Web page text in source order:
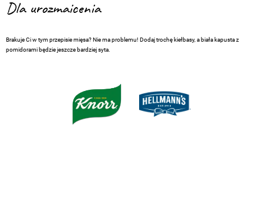
Dla urozmaicenia
Brakuje Ci w tym przepisie mięsa? Nie ma problemu! Dodaj trochę kiełbasy, a biała kapusta z
pomidorami będzie jeszcze bardziej syta.